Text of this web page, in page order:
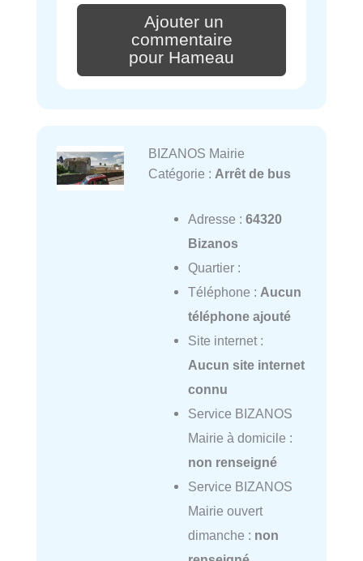
Ajouter un
commentaire
pour Hameau
BIZANOS Mairie
Catégorie : Arrêt de bus
Adresse : 64320
Bizanos
Quartier :
Téléphone : Aucun
téléphone ajouté
Site internet :
Aucun site internet
connu
Service BIZANOS
Mairie à domicile :
non renseigné
Service BIZANOS
Mairie ouvert
dimanche : non